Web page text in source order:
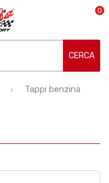
0
CERCA
Tappi benzina